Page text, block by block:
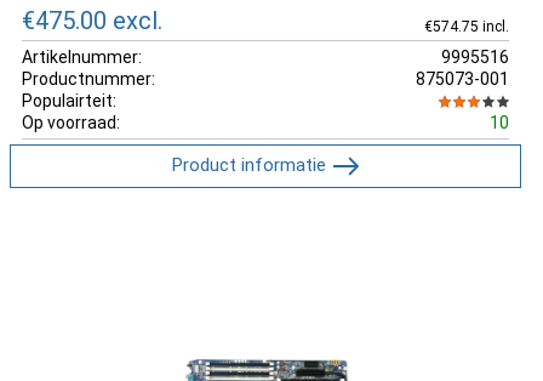
€475.00 excl. €574.75 incl.
Artikelnummer:
9995516
Productnummer:
875073-001
Populairteit:
Op voorraad:
10
Product informatie